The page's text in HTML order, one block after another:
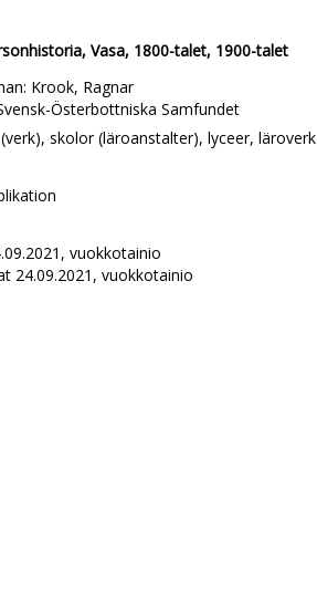
Vasa, 1800-talet, 1900-talet
Krook, Ragnar
Österbottniska Samfundet
skolor (läroanstalter), lyceer, läroverk
vuokkotainio
24.09.2021, vuokkotainio